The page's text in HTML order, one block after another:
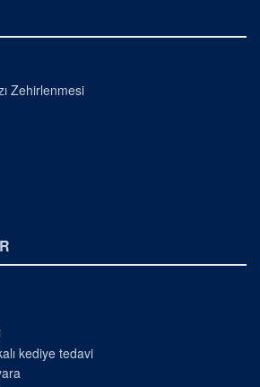
Zehirlenmesi
kediye tedavi